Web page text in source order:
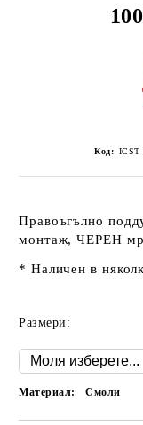
Код: ICST
Правоъгълно
монтаж, ЧЕРЕН
* Наличен в
Размери:
Материал: Смоли